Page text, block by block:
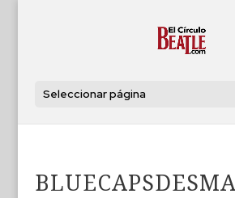
Seleccionar página